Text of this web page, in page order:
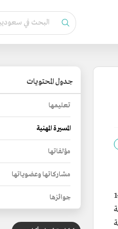
14
جدول المحتويات
تعليمها
المسيرة المهنية
مؤلفاتها
مشاركاتها وعضوياتها
جوائزها